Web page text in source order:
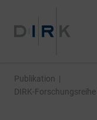
Publikation |
DIRK-